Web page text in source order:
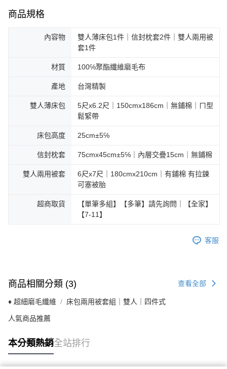
商品規格
內容物
雙人薄床包1件｜信封枕套2件｜雙人兩用被
套1件
材質 100℅聚酯纖維磨毛布
產地 台灣精製
雙人薄床包
5尺x6.2尺｜150cmx186cm｜無鋪棉｜ㄇ型
鬆緊帶
床包高度 25cm±5℅
信封枕套 75cmx45cm±5℅｜內層交疊15cm｜無鋪棉
雙人兩用被套
6尺x7尺｜180cmx210cm｜有鋪棉 有拉鍊
可塞被胎
超商取貨
【單筆多組】【多筆】請先詢問｜【全家】
【7-11】
客服
商品相關分類 (3) 查看全部
♦ 超細磨毛纖維 床包兩用被套組｜雙人｜四件式
人氣商品推薦
本分類熱銷全站排行